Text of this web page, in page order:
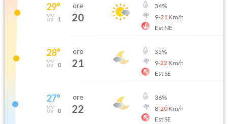
29°
1
ore
20
34%
9-21 Km/h
Est NE
28°
0
ore
21
35%
9-22 Km/h
Est SE
27°
0
ore
22
36%
8-20Km/h
Est SE